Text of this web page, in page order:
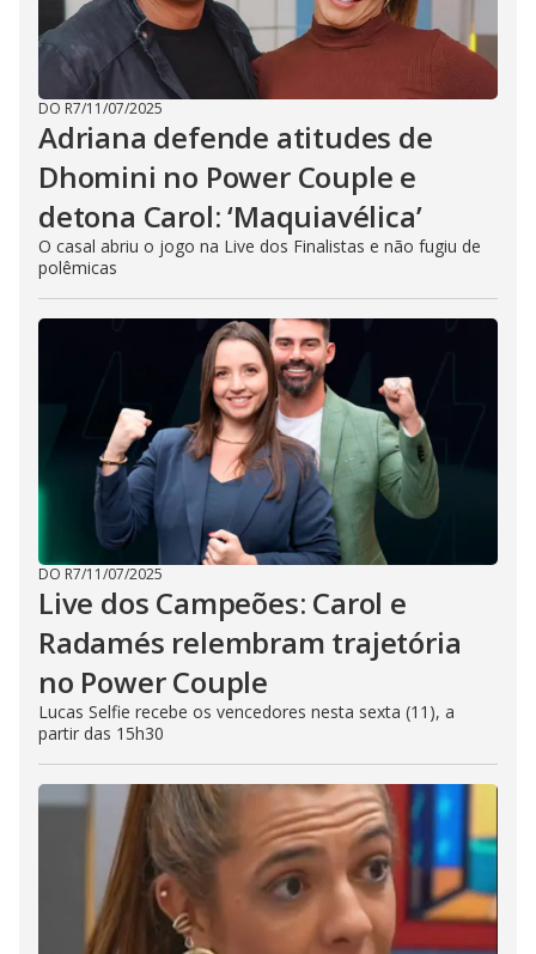
DO R7/11/07/2025
Adriana defende atitudes de
Dhomini no Power Couple e
detona Carol: ‘Maquiavélica’
O casal abriu o jogo na Live dos Finalistas e não fugiu de
polêmicas
DO R7/11/07/2025
Live dos Campeões: Carol e
Radamés relembram trajetória
no Power Couple
Lucas Selfie recebe os vencedores nesta sexta (11), a
partir das 15h30